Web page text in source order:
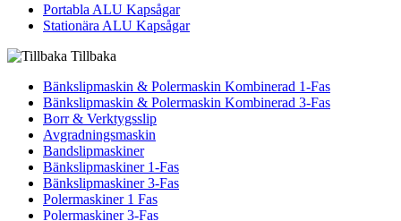
Portabla ALU Kapsågar
Stationära ALU Kapsågar
Tillbaka
Bänkslipmaskin & Polermaskin Kombinerad 1-Fas
Bänkslipmaskin & Polermaskin Kombinerad 3-Fas
Borr & Verktygsslip
Avgradningsmaskin
Bandslipmaskiner
Bänkslipmaskiner 1-Fas
Bänkslipmaskiner 3-Fas
Polermaskiner 1 Fas
Polermaskiner 3-Fas